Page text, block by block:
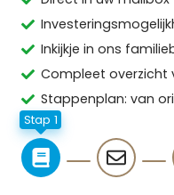
Inkijkje in ons
Compleet overzicht
Stappenplan: van
Stap 1